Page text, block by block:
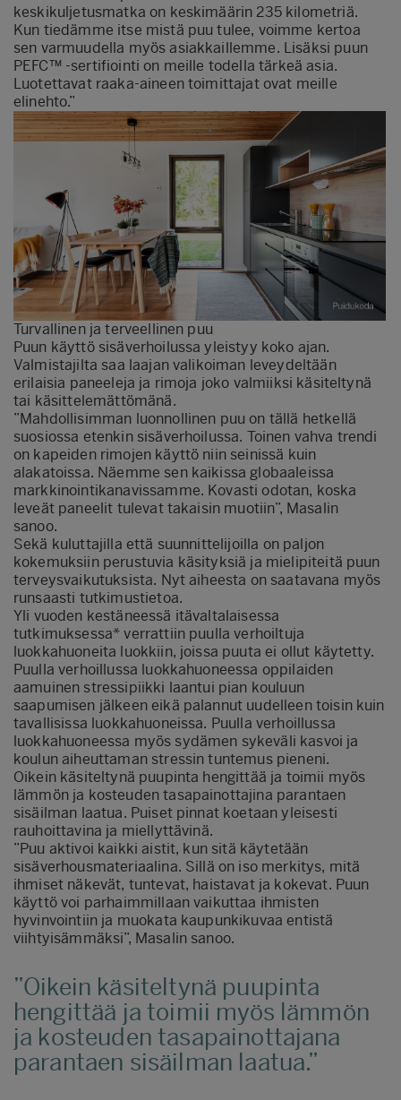
keskikuljetusmatka on keskimäärin 235 kilometriä.
Kun tiedämme itse mistä puu tulee, voimme kertoa
sen varmuudella myös asiakkaillemme. Lisäksi puun
PEFC™ -sertifiointi on meille todella tärkeä asia.
Luotettavat raaka-aineen toimittajat ovat meille
elinehto.”
Turvallinen ja terveellinen puu
Puun käyttö sisäverhoilussa yleistyy koko ajan.
Valmistajilta saa laajan valikoiman leveydeltään
erilaisia paneeleja ja rimoja joko valmiiksi käsiteltynä
tai käsittelemättömänä.
”Mahdollisimman luonnollinen puu on tällä hetkellä
suosiossa etenkin sisäverhoilussa. Toinen vahva trendi
on kapeiden rimojen käyttö niin seinissä kuin
alakatoissa. Näemme sen kaikissa globaaleissa
markkinointikanavissamme. Kovasti odotan, koska
leveät paneelit tulevat takaisin muotiin”, Masalin
sanoo.
Sekä kuluttajilla että suunnittelijoilla on paljon
kokemuksiin perustuvia käsityksiä ja mielipiteitä puun
terveysvaikutuksista. Nyt aiheesta on saatavana myös
runsaasti tutkimustietoa.
Yli vuoden kestäneessä itävaltalaisessa
tutkimuksessa* verrattiin puulla verhoiltuja
luokkahuoneita luokkiin, joissa puuta ei ollut käytetty.
Puulla verhoillussa luokkahuoneessa oppilaiden
aamuinen stressipiikki laantui pian kouluun
saapumisen jälkeen eikä palannut uudelleen toisin kuin
tavallisissa luokkahuoneissa. Puulla verhoillussa
luokkahuoneessa myös sydämen sykeväli kasvoi ja
koulun aiheuttaman stressin tuntemus pieneni.
Oikein käsiteltynä puupinta hengittää ja toimii myös
lämmön ja kosteuden tasapainottajina parantaen
sisäilman laatua. Puiset pinnat koetaan yleisesti
rauhoittavina ja miellyttävinä.
”Puu aktivoi kaikki aistit, kun sitä käytetään
sisäverhousmateriaalina. Sillä on iso merkitys, mitä
ihmiset näkevät, tuntevat, haistavat ja kokevat. Puun
käyttö voi parhaimmillaan vaikuttaa ihmisten
hyvinvointiin ja muokata kaupunkikuvaa entistä
viihtyisämmäksi”, Masalin sanoo.
Oikein käsiteltynä puupinta
hengittää ja toimii myös lämmön
ja kosteuden tasapainottajana
parantaen sisäilman laatua.